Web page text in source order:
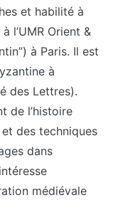
et habilité à
l’UMR Orient &
à Paris. Il est
à
des Lettres).
de l’histoire
des techniques
dans
médiévale